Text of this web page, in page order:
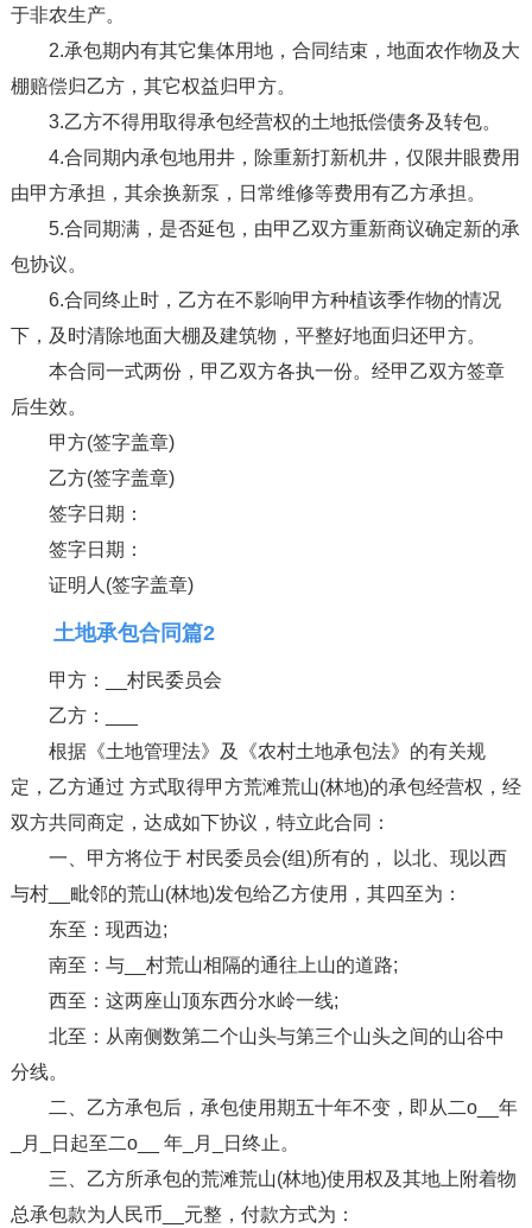
于非农生产。
2.承包期内有其它集体用地，合同结束，地面农作物及大
棚赔偿归乙方，其它权益归甲方。
3.乙方不得用取得承包经营权的土地抵偿债务及转包。
4.合同期内承包地用井，除重新打新机井，仅限井眼费用
由甲方承担，其余换新泵，日常维修等费用有乙方承担。
5.合同期满，是否延包，由甲乙双方重新商议确定新的承
包协议。
6.合同终止时，乙方在不影响甲方种植该季作物的情况
下，及时清除地面大棚及建筑物，平整好地面归还甲方。
本合同一式两份，甲乙双方各执一份。经甲乙双方签章
后生效。
甲方(签字盖章)
乙方(签字盖章)
签字日期：
签字日期：
证明人(签字盖章)
土地承包合同篇2
甲方：__村民委员会
乙方：___
根据《土地管理法》及《农村土地承包法》的有关规
定，乙方通过 方式取得甲方荒滩荒山(林地)的承包经营权，经
双方共同商定，达成如下协议，特立此合同：
一、甲方将位于 村民委员会(组)所有的， 以北、现以西
与村__毗邻的荒山(林地)发包给乙方使用，其四至为：
东至：现西边;
南至：与__村荒山相隔的通往上山的道路;
西至：这两座山顶东西分水岭一线;
北至：从南侧数第二个山头与第三个山头之间的山谷中
分线。
二、乙方承包后，承包使用期五十年不变，即从二o__年
_月_日起至二o__ 年_月_日终止。
三、乙方所承包的荒滩荒山(林地)使用权及其地上附着物
总承包款为人民币__元整，付款方式为：